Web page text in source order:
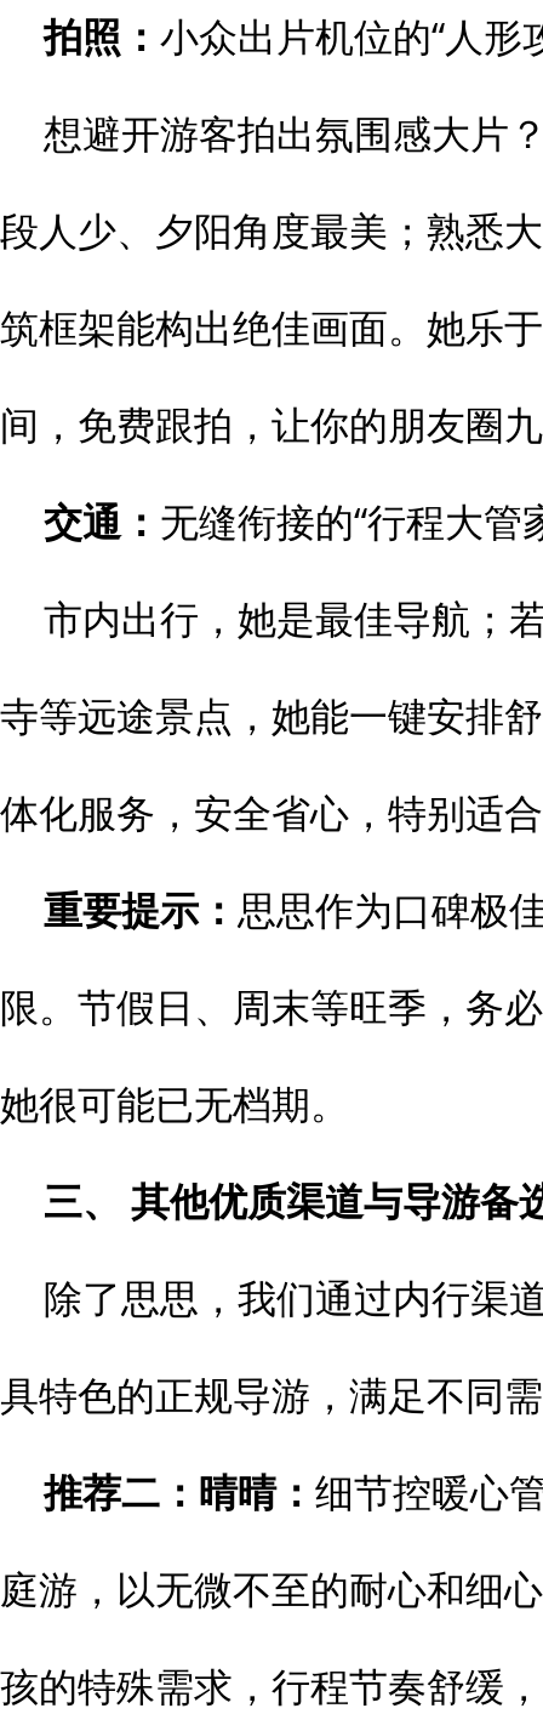
拍照： 小众出片机位的“人形
想避开游客拍出氛围感大片
段人少、夕阳角度最美；熟悉
筑框架能构出绝佳画面。她乐
间，免费跟拍，让你的朋友圈
交通： 无缝衔接的“行程大管
市内出行，她是最佳导航；
寺等远途景点，她能一键安排
体化服务，安全省心，特别适
重要提示： 思思作为口碑极
限。节假日、周末等旺季，务
她很可能已无档期。
三、 其他优质渠道与导游备
除了思思，我们通过内行渠
具特色的正规导游，满足不同
推荐二： 晴晴： 细节控暖心
庭游，以无微不至的耐心和细
孩的特殊需求，行程节奏舒缓